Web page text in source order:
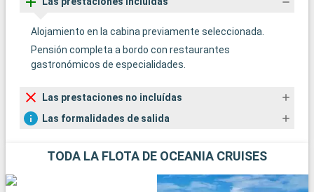
Alojamiento en la cabina previamente seleccionada.
Pensión completa a bordo con restaurantes
gastronómicos de especialidades.
Las prestaciones no incluídas
Las formalidades de salida
TODA LA FLOTA DE OCEANIA CRUISES